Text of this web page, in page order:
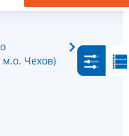
м.о. Чехов)